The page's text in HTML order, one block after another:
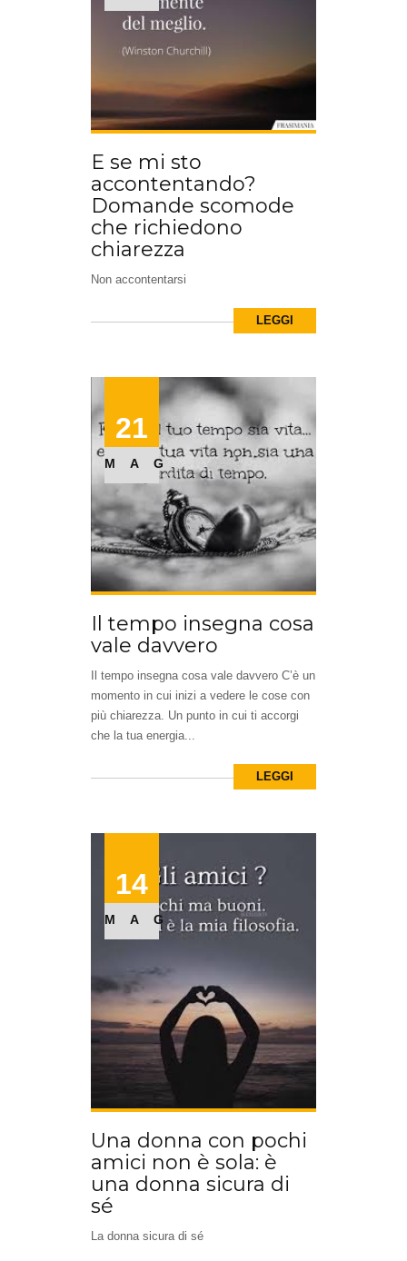
E se mi sto
accontentando?
Domande scomode
che richiedono
chiarezza
Non accontentarsi
LEGGI
21
MAG
Il tempo insegna cosa
vale davvero
Il tempo insegna cosa vale davvero C’è un
momento in cui inizi a vedere le cose con
più chiarezza. Un punto in cui ti accorgi
che la tua energia...
LEGGI
14
MAG
Una donna con pochi
amici non è sola: è
una donna sicura di
sé
La donna sicura di sé